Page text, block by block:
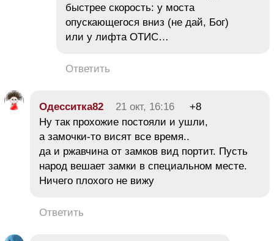
быстрее скорость: у моста
опускающегося вниз (не дай, Бог)
или у лифта ОТИС…
Ответить
Одесситка82 21 окт, 16:16
+8
Ну так прохожие постояли и ушли,
а замочки-то висят все время..
да и ржавчина от замков вид портит. Пусть
народ вешает замки в специальном месте.
Ничего плохого не вижу
Ответить